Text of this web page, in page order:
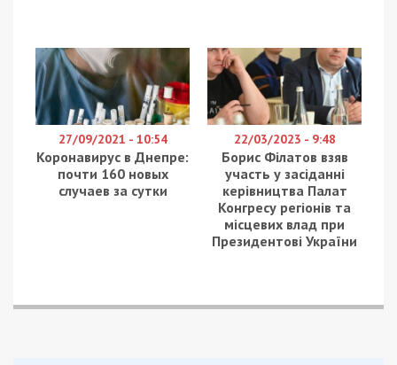
27/09/2021 - 10:54
Коронавирус в Днепре:
почти 160 новых
случаев за сутки
22/03/2023 - 9:48
Борис Філатов взяв
участь у засіданні
керівництва Палат
Конгресу регіонів та
місцевих влад при
Президентові України